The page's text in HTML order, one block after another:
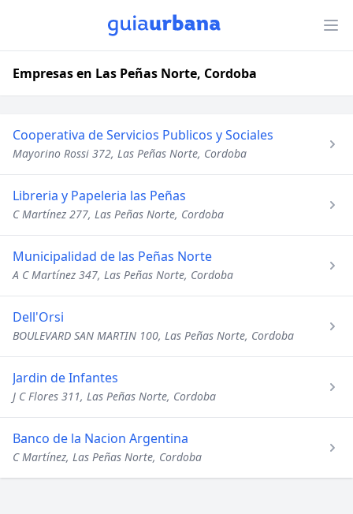
Empresas en Las Peñas Norte, Cordoba
Cooperativa de Servicios Publicos y Sociales
Mayorino Rossi 372, Las Peñas Norte, Cordoba
Libreria y Papeleria las Peñas
C Martínez 277, Las Peñas Norte, Cordoba
Municipalidad de las Peñas Norte
A C Martínez 347, Las Peñas Norte, Cordoba
Dell'Orsi
BOULEVARD SAN MARTIN 100, Las Peñas Norte, Cordoba
Jardin de Infantes
J C Flores 311, Las Peñas Norte, Cordoba
Banco de la Nacion Argentina
C Martínez, Las Peñas Norte, Cordoba